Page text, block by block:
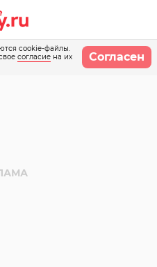
cookie-файлы.
согласие на их
Согласен